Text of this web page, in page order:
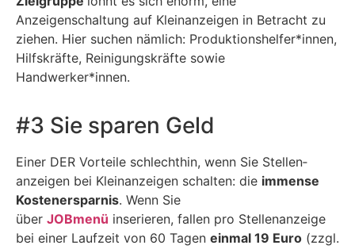
Anzeigenschaltung auf Kleinanzeigen in Betracht zu
ziehen. Hier suchen nämlich: Produktionshelfer*innen,
Hilfskräfte, Reinigungskräfte sowie
Handwerker*innen.
#3 Sie sparen Geld
Einer DER Vorteile schlechthin, wenn Sie Stellen­
anzeigen bei Kleinanzeigen schalten: die immense
Kostenersparnis. Wenn Sie
über JOBmenü inserieren, fallen pro Stellenanzeige
bei einer Laufzeit von 60 Tagen einmal 19 Euro (zzgl.